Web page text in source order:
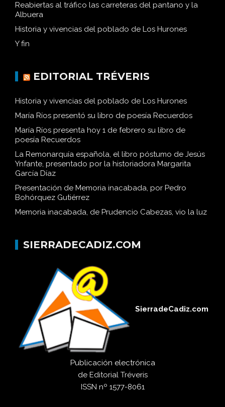
Reabiertas al tráfico las carreteras del pantano y la
Albuera
Historia y vivencias del poblado de Los Hurones
Y fin
EDITORIAL TRÉVERIS
Historia y vivencias del poblado de Los Hurones
María Ríos presentó su libro de poesía Recuerdos
María Ríos presenta hoy 1 de febrero su libro de
poesía Recuerdos
La Remonarquía española, el libro póstumo de Jesús
Ynfante, presentado por la historiadora Margarita
García Díaz
Presentación de Memoria inacabada, por Pedro
Bohórquez Gutiérrez
Memoria inacabada, de Prudencio Cabezas, vio la luz
SIERRADECADIZ.COM
SierradeCadiz.com
Publicación electrónica
de Editorial Tréveris
ISSN nº 1577-8061